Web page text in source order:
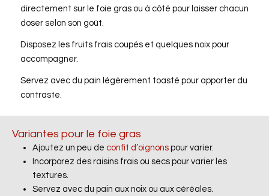
directement sur le foie gras ou à côté pour laisser chacun
doser selon son goût.
Disposez les fruits frais coupés et quelques noix pour
accompagner.
Servez avec du pain légèrement toasté pour apporter du
contraste.
Variantes pour le foie gras
Ajoutez un peu de confit d’oignonspour varier.
Incorporez des raisins frais ou secs pour varier les
textures.
Servez avec du pain aux noix ou aux céréales.